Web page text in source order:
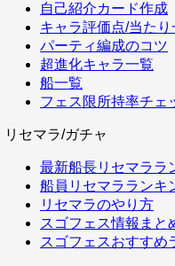
自己紹介カード作成
キャラ評価点/当たり
パーティ編成のコツ
超進化キャラ一覧
船一覧
フェス限所持率チェ
リセマラ/ガチャ
最新船長リセマララ
船員リセマラランキ
リセマラのやり方
スゴフェス情報まと
スゴフェスおすすめ